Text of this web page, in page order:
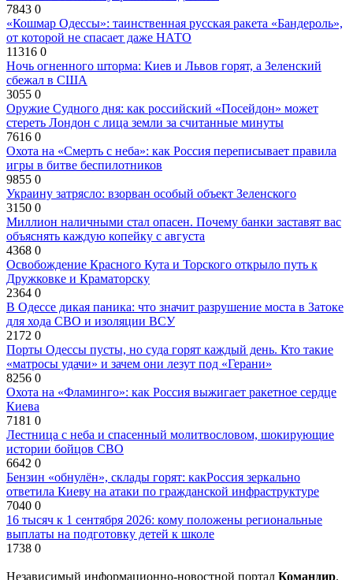
7843 0
«Кошмар Одессы»: таинственная русская ракета «Бандероль»,
от которой не спасает даже НАТО
11316 0
Ночь огненного шторма: Киев и Львов горят, а Зеленский
сбежал в США
3055 0
Оружие Судного дня: как российский «Посейдон» может
стереть Лондон с лица земли за считанные минуты
7616 0
Охота на «Смерть с неба»: как Россия переписывает правила
игры в битве беспилотников
9855 0
Украину затрясло: взорван особый объект Зеленского
3150 0
Миллион наличными стал опасен. Почему банки заставят вас
объяснять каждую копейку с августа
4368 0
Освобождение Красного Кута и Торского открыло путь к
Дружковке и Краматорску
2364 0
В Одессе дикая паника: что значит разрушение моста в Затоке
для хода СВО и изоляции ВСУ
2172 0
Порты Одессы пусты, но суда горят каждый день. Кто такие
«матросы удачи» и зачем они лезут под «Герани»
8256 0
Охота на «Фламинго»: как Россия выжигает ракетное сердце
Киева
7181 0
Лестница с неба и спасенный молитвословом, шокирующие
истории бойцов СВО
6642 0
Бензин «обнулён», склады горят: какРоссия зеркально
ответила Киеву на атаки по гражданской инфраструктуре
7040 0
16 тысяч к 1 сентября 2026: кому положены региональные
выплаты на подготовку детей к школе
1738 0
Независимый информационно-новостной портал Командир.